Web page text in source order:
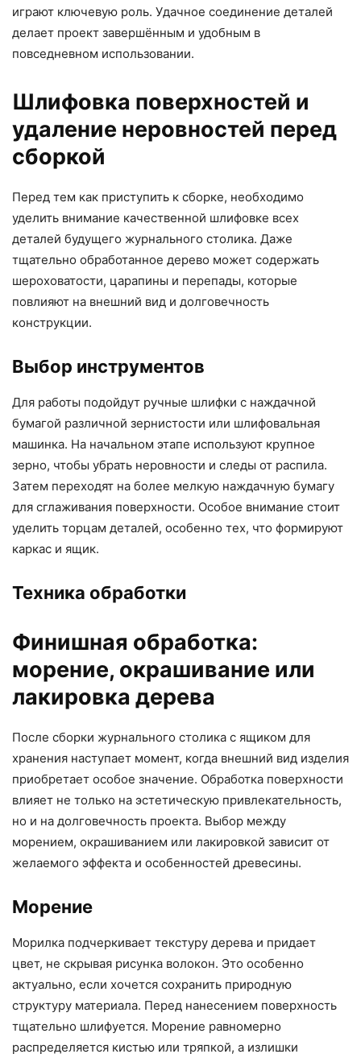
играют ключевую роль. Удачное соединение деталей
делает проект завершённым и удобным в
повседневном использовании.
Шлифовка поверхностей и
удаление неровностей перед
сборкой
Перед тем как приступить к сборке, необходимо
уделить внимание качественной шлифовке всех
деталей будущего журнального столика. Даже
тщательно обработанное дерево может содержать
шероховатости, царапины и перепады, которые
повлияют на внешний вид и долговечность
конструкции.
Выбор инструментов
Для работы подойдут ручные шлифки с наждачной
бумагой различной зернистости или шлифовальная
машинка. На начальном этапе используют крупное
зерно, чтобы убрать неровности и следы от распила.
Затем переходят на более мелкую наждачную бумагу
для сглаживания поверхности. Особое внимание стоит
уделить торцам деталей, особенно тех, что формируют
каркас и ящик.
Техника обработки
Финишная обработка:
морение, окрашивание или
лакировка дерева
После сборки журнального столика с ящиком для
хранения наступает момент, когда внешний вид изделия
приобретает особое значение. Обработка поверхности
влияет не только на эстетическую привлекательность,
но и на долговечность проекта. Выбор между
морением, окрашиванием или лакировкой зависит от
желаемого эффекта и особенностей древесины.
Морение
Морилка подчеркивает текстуру дерева и придает
цвет, не скрывая рисунка волокон. Это особенно
актуально, если хочется сохранить природную
структуру материала. Перед нанесением поверхность
тщательно шлифуется. Морение равномерно
распределяется кистью или тряпкой, а излишки